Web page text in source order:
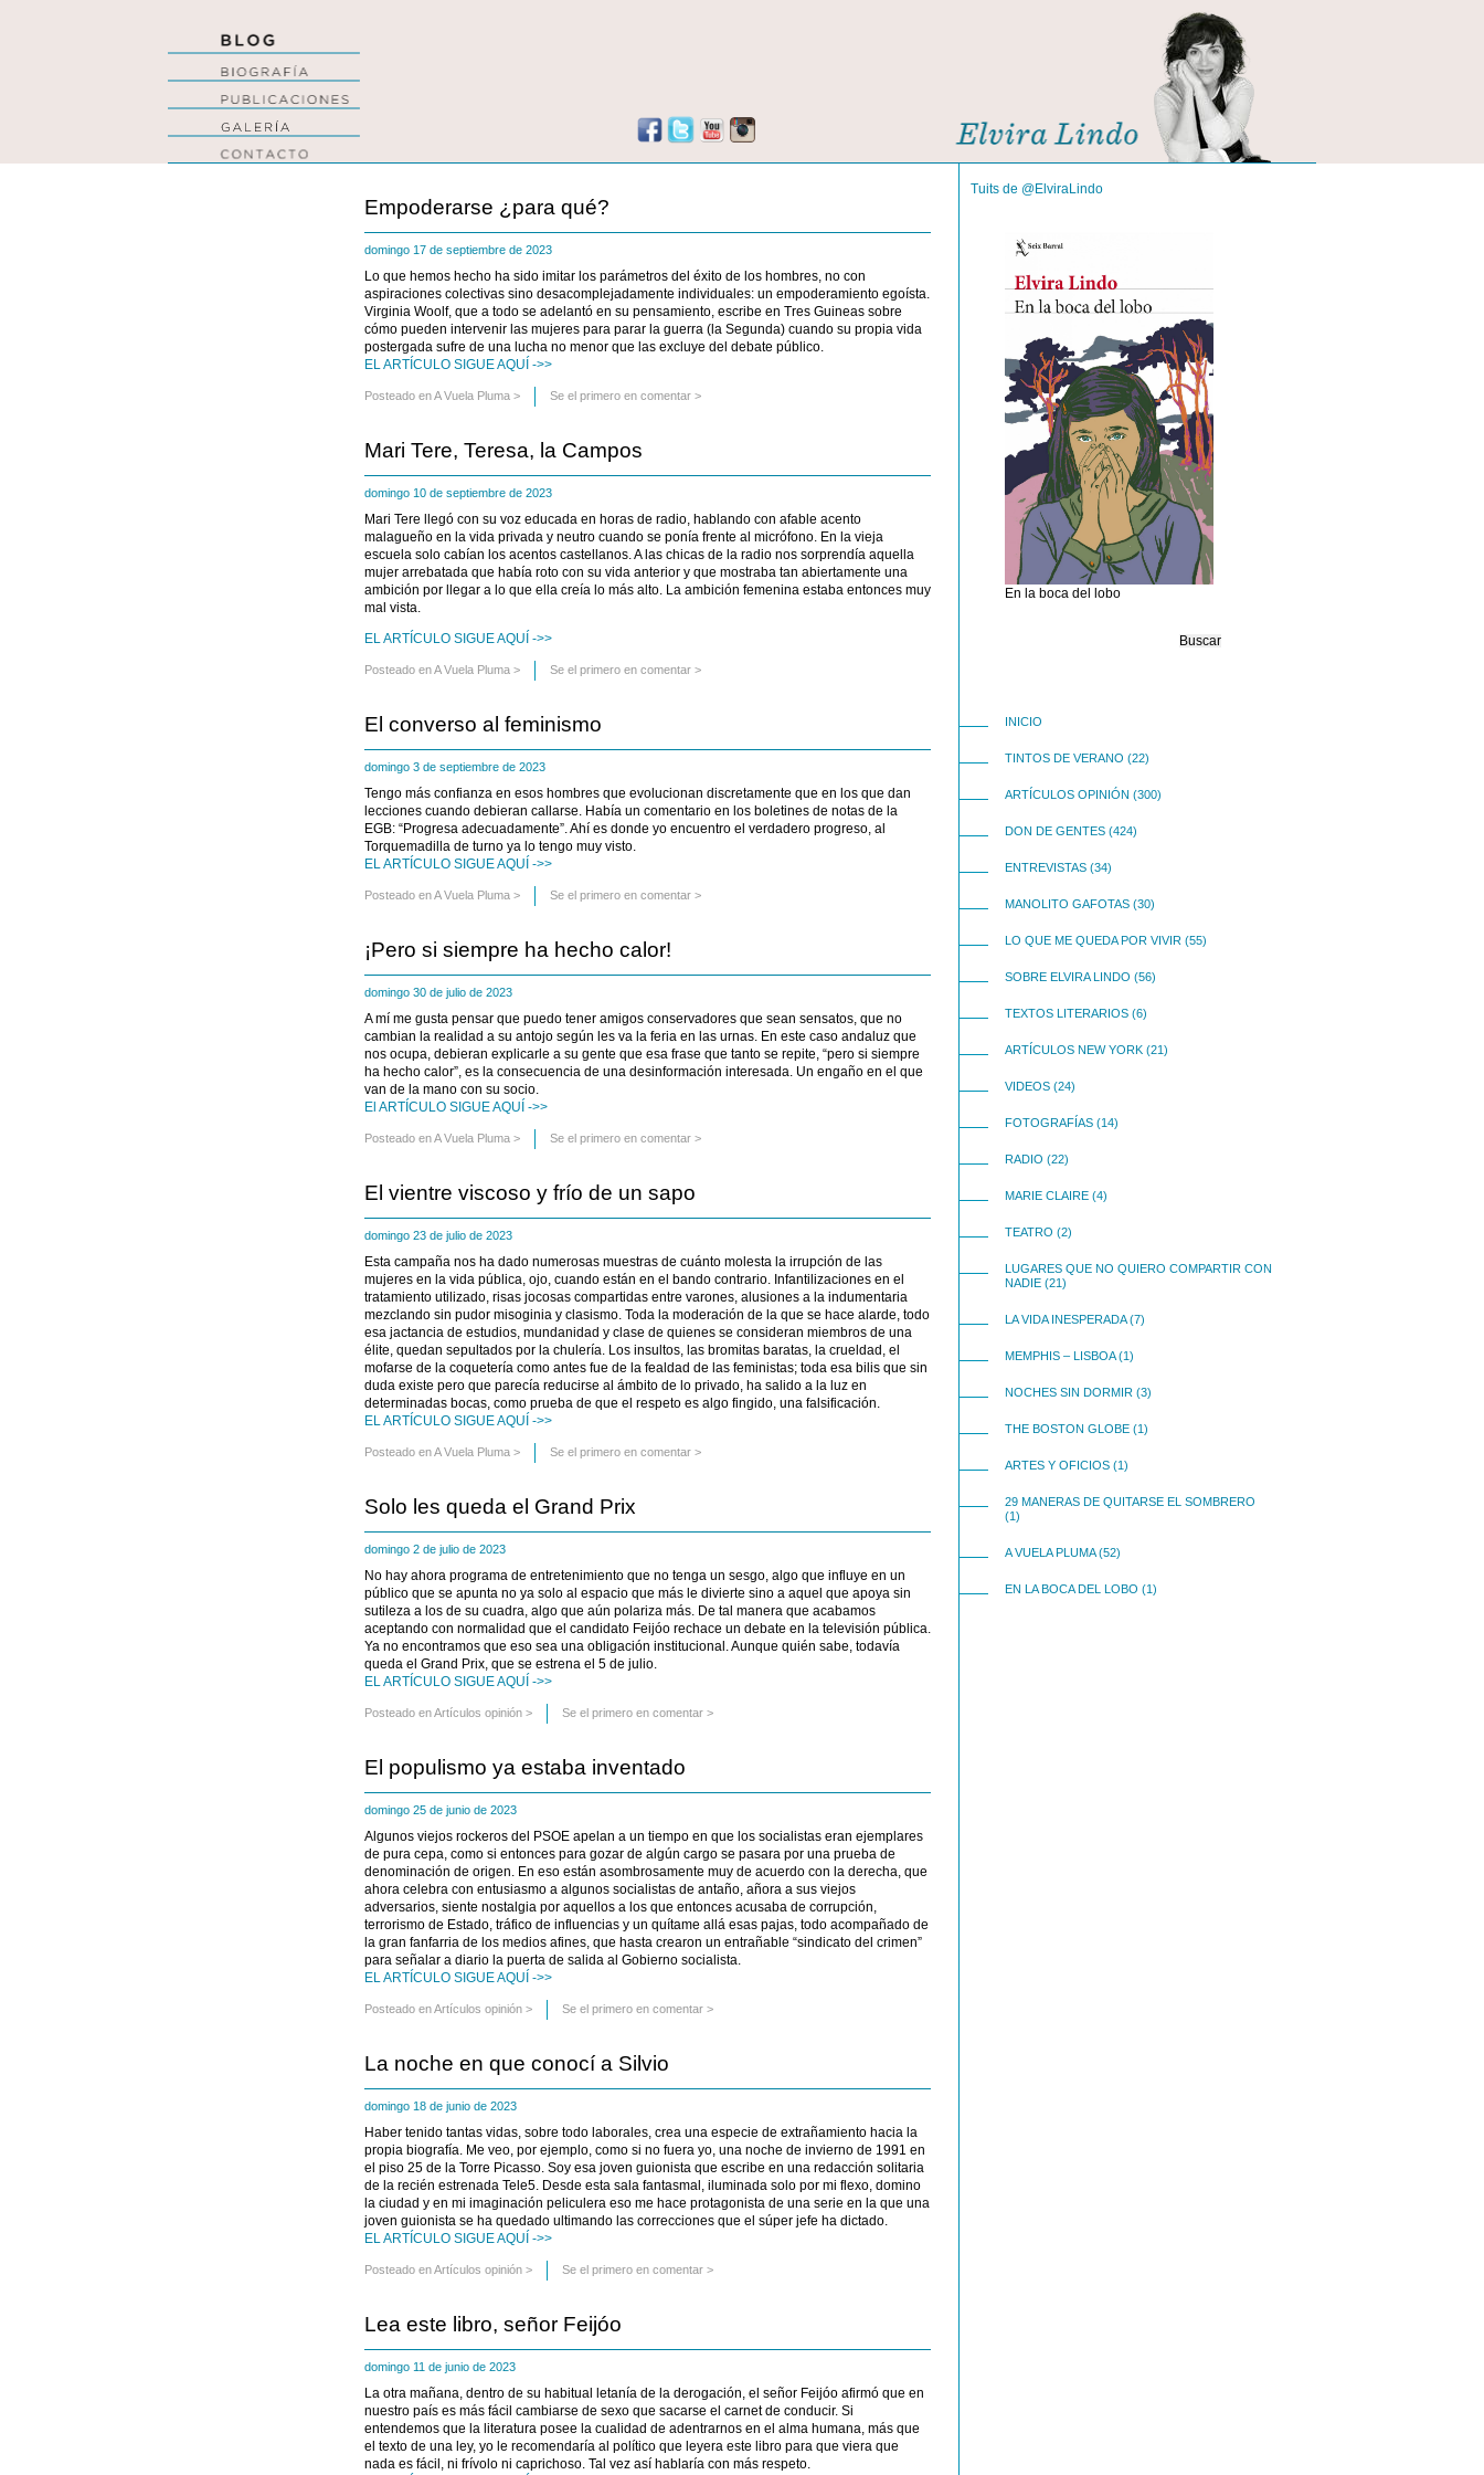
Empoderarse ¿para qué?
domingo 17 de septiembre de 2023
Lo que hemos hecho ha sido imitar los parámetros del éxito de los hombres, no con
aspiraciones colectivas sino desacomplejadamente individuales: un empoderamiento egoísta.
Virginia Woolf, que a todo se adelantó en su pensamiento, escribe en Tres Guineas sobre
cómo pueden intervenir las mujeres para parar la guerra (la Segunda) cuando su propia vida
postergada sufre de una lucha no menor que las excluye del debate público.
EL ARTÍCULO SIGUE AQUÍ ->>
Posteado enA Vuela Pluma > Se el primero en comentar >
Mari Tere, Teresa, la Campos
domingo 10 de septiembre de 2023
Mari Tere llegó con su voz educada en horas de radio, hablando con afable acento
malagueño en la vida privada y neutro cuando se ponía frente al micrófono. En la vieja
escuela solo cabían los acentos castellanos. A las chicas de la radio nos sorprendía aquella
mujer arrebatada que había roto con su vida anterior y que mostraba tan abiertamente una
ambición por llegar a lo que ella creía lo más alto. La ambición femenina estaba entonces muy
mal vista.
EL ARTÍCULO SIGUE AQUÍ ->>
Posteado enA Vuela Pluma > Se el primero en comentar >
El converso al feminismo
domingo 3 de septiembre de 2023
Tengo más confianza en esos hombres que evolucionan discretamente que en los que dan
lecciones cuando debieran callarse. Había un comentario en los boletines de notas de la
EGB: “Progresa adecuadamente”. Ahí es donde yo encuentro el verdadero progreso, al
Torquemadilla de turno ya lo tengo muy visto.
EL ARTÍCULO SIGUE AQUÍ ->>
Posteado enA Vuela Pluma > Se el primero en comentar >
¡Pero si siempre ha hecho calor!
domingo 30 de julio de 2023
A mí me gusta pensar que puedo tener amigos conservadores que sean sensatos, que no
cambian la realidad a su antojo según les va la feria en las urnas. En este caso andaluz que
nos ocupa, debieran explicarle a su gente que esa frase que tanto se repite, “pero si siempre
ha hecho calor”, es la consecuencia de una desinformación interesada. Un engaño en el que
van de la mano con su socio.
El ARTÍCULO SIGUE AQUÍ ->>
Posteado enA Vuela Pluma > Se el primero en comentar >
El vientre viscoso y frío de un sapo
domingo 23 de julio de 2023
Esta campaña nos ha dado numerosas muestras de cuánto molesta la irrupción de las
mujeres en la vida pública, ojo, cuando están en el bando contrario. Infantilizaciones en el
tratamiento utilizado, risas jocosas compartidas entre varones, alusiones a la indumentaria
mezclando sin pudor misoginia y clasismo. Toda la moderación de la que se hace alarde, todo
esa jactancia de estudios, mundanidad y clase de quienes se consideran miembros de una
élite, quedan sepultados por la chulería. Los insultos, las bromitas baratas, la crueldad, el
mofarse de la coquetería como antes fue de la fealdad de las feministas; toda esa bilis que sin
duda existe pero que parecía reducirse al ámbito de lo privado, ha salido a la luz en
determinadas bocas, como prueba de que el respeto es algo fingido, una falsificación.
EL ARTÍCULO SIGUE AQUÍ ->>
Posteado enA Vuela Pluma > Se el primero en comentar >
Solo les queda el Grand Prix
domingo 2 de julio de 2023
No hay ahora programa de entretenimiento que no tenga un sesgo, algo que influye en un
público que se apunta no ya solo al espacio que más le divierte sino a aquel que apoya sin
sutileza a los de su cuadra, algo que aún polariza más. De tal manera que acabamos
aceptando con normalidad que el candidato Feijóo rechace un debate en la televisión pública.
Ya no encontramos que eso sea una obligación institucional. Aunque quién sabe, todavía
queda el Grand Prix, que se estrena el 5 de julio.
EL ARTÍCULO SIGUE AQUÍ ->>
Posteado enArtículos opinión > Se el primero en comentar >
El populismo ya estaba inventado
domingo 25 de junio de 2023
Algunos viejos rockeros del PSOE apelan a un tiempo en que los socialistas eran ejemplares
de pura cepa, como si entonces para gozar de algún cargo se pasara por una prueba de
denominación de origen. En eso están asombrosamente muy de acuerdo con la derecha, que
ahora celebra con entusiasmo a algunos socialistas de antaño, añora a sus viejos
adversarios, siente nostalgia por aquellos a los que entonces acusaba de corrupción,
terrorismo de Estado, tráfico de influencias y un quítame allá esas pajas, todo acompañado de
la gran fanfarria de los medios afines, que hasta crearon un entrañable “sindicato del crimen”
para señalar a diario la puerta de salida al Gobierno socialista.
EL ARTÍCULO SIGUE AQUÍ ->>
Posteado enArtículos opinión > Se el primero en comentar >
La noche en que conocí a Silvio
domingo 18 de junio de 2023
Haber tenido tantas vidas, sobre todo laborales, crea una especie de extrañamiento hacia la
propia biografía. Me veo, por ejemplo, como si no fuera yo, una noche de invierno de 1991 en
el piso 25 de la Torre Picasso. Soy esa joven guionista que escribe en una redacción solitaria
de la recién estrenada Tele5. Desde esta sala fantasmal, iluminada solo por mi flexo, domino
la ciudad y en mi imaginación peliculera eso me hace protagonista de una serie en la que una
joven guionista se ha quedado ultimando las correcciones que el súper jefe ha dictado.
EL ARTÍCULO SIGUE AQUÍ ->>
Posteado enArtículos opinión > Se el primero en comentar >
Lea este libro, señor Feijóo
domingo 11 de junio de 2023
La otra mañana, dentro de su habitual letanía de la derogación, el señor Feijóo afirmó que en
nuestro país es más fácil cambiarse de sexo que sacarse el carnet de conducir. Si
entendemos que la literatura posee la cualidad de adentrarnos en el alma humana, más que
el texto de una ley, yo le recomendaría al político que leyera este libro para que viera que
nada es fácil, ni frívolo ni caprichoso. Tal vez así hablaría con más respeto.
Tuits de @ElviraLindo
En la boca del lobo
INICIO
TINTOS DE VERANO (22)
ARTÍCULOS OPINIÓN (300)
DON DE GENTES (424)
ENTREVISTAS (34)
MANOLITO GAFOTAS (30)
LO QUE ME QUEDA POR VIVIR (55)
SOBRE ELVIRA LINDO (56)
TEXTOS LITERARIOS (6)
ARTÍCULOS NEW YORK (21)
VIDEOS (24)
FOTOGRAFÍAS (14)
RADIO (22)
MARIE CLAIRE (4)
TEATRO (2)
LUGARES QUE NO QUIERO COMPARTIR CON
NADIE (21)
LA VIDA INESPERADA(7)
MEMPHIS – LISBOA(1)
NOCHES SIN DORMIR (3)
THE BOSTON GLOBE (1)
ARTES Y OFICIOS (1)
29 MANERAS DE QUITARSE EL SOMBRERO
(1)
A VUELA PLUMA(52)
EN LA BOCA DEL LOBO (1)